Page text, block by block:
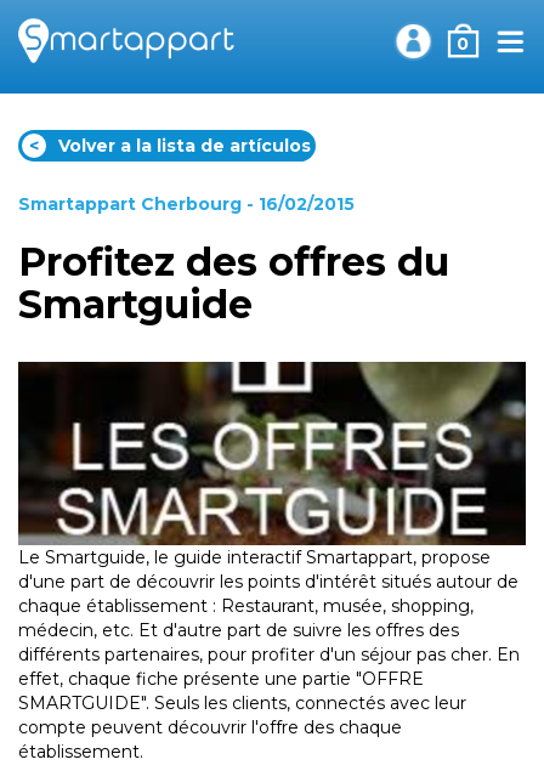
0
< Volver a la lista de artículos
Smartappart Cherbourg - 16/02/2015
Profitez des offres du
Smartguide
Le Smartguide, le guide interactif Smartappart, propose
d'une part de découvrir les points d'intérêt situés autour de
chaque établissement : Restaurant, musée, shopping,
médecin, etc. Et d'autre part de suivre les offres des
différents partenaires, pour profiter d'un séjour pas cher. En
effet, chaque fiche présente une partie "OFFRE
SMARTGUIDE". Seuls les clients, connectés avec leur
compte peuvent découvrir l'offre des chaque
établissement.